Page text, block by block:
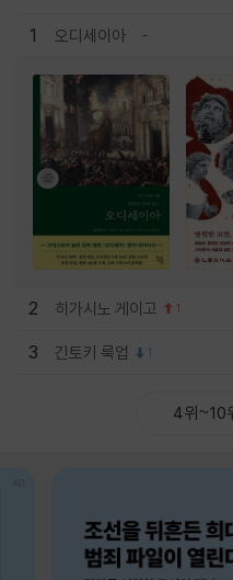
1 오디세이아
2 히가시노 게이고 1
3 긴토키 룩업 1
4위~10